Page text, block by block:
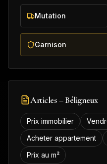
Mutation
Garnison
Articles –Béligneux
Prix immobilier
Acheter appartement
Prix au m²